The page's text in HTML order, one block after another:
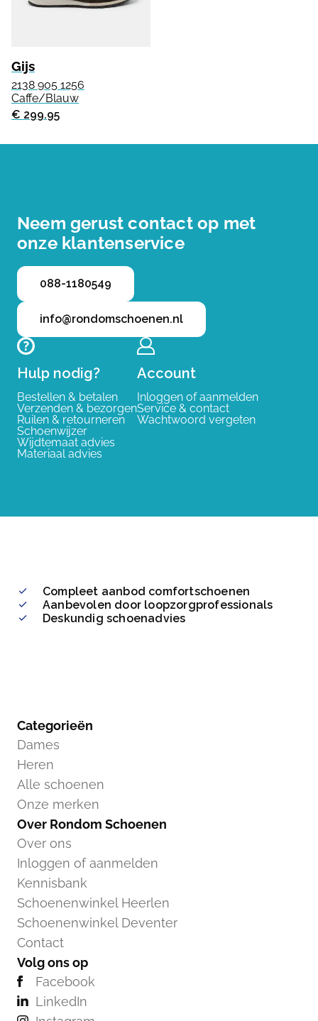
Gijs
2138 905 1256
Caffe/Blauw
€ 299.95
Neem gerust contact op met
onze klantenservice
088-1180549
info@rondomschoenen.nl
Hulp nodig?
Bestellen & betalen
Verzenden & bezorgen
Ruilen & retourneren
Schoenwijzer
Wijdtemaat advies
Materiaal advies
Account
Inloggen of aanmelden
Service & contact
Wachtwoord vergeten
Compleet aanbod comfortschoenen
Aanbevolen door loopzorgprofessionals
Deskundig schoenadvies
Categorieën
Dames
Heren
Alle schoenen
Onze merken
Over Rondom Schoenen
Over ons
Inloggen of aanmelden
Kennisbank
Schoenenwinkel Heerlen
Schoenenwinkel Deventer
Contact
Volg ons op
Facebook
LinkedIn